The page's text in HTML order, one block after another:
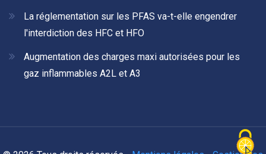
La réglementation sur les PFAS va-t-elle engendrer
l'interdiction des HFC et HFO
Augmentation des charges maxi autorisées pour les
gaz inflammables A2L et A3